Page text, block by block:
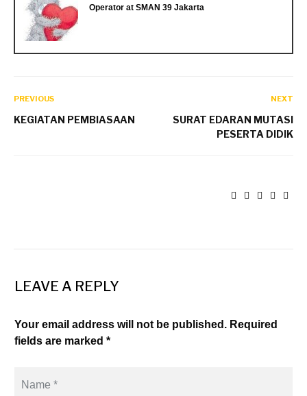
Operator at SMAN 39 Jakarta
PREVIOUS
KEGIATAN PEMBIASAAN
NEXT
SURAT EDARAN MUTASI
PESERTA DIDIK
LEAVE A REPLY
Your email address will not be published. Required
fields are marked *